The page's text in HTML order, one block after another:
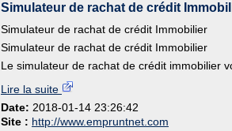
Simulateur de rachat de crédit
Simulateur de rachat de crédit Immobilier
Simulateur de rachat de crédit Immobilier
Le simulateur de rachat de crédit immobilier
Lire la suite
Date: 2018-01-14 23:26:42
Site : http://www.empruntnet.com